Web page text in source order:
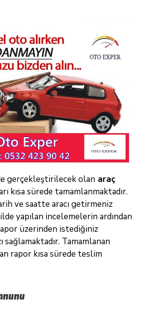
gerçekleştirilecek olan araç
kısa sürede tamamlanmaktadır.
ve saatte aracı getirmeniz
yapılan incelemelerin ardından
üzerinden istediğiniz
sağlamaktadır. Tamamlanan
rapor kısa sürede teslim